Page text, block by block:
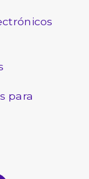
para